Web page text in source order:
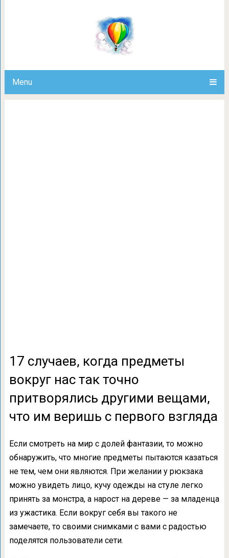
Menu
17 случаев, когда предметы
другими вещами, что им
17 случаев, когда предметы
вокруг нас так точно
притворялись другими вещами,
что им веришь с первого взгляда
Если смотреть на мир с долей фантазии, то можно
обнаружить, что многие предметы пытаются казаться
не тем, чем они являются. При желании у рюкзака
можно увидеть лицо, кучу одежды на стуле легко
принять за монстра, а нарост на дереве — за младенца
из ужастика. Если вокруг себя вы такого не
замечаете, то своими снимками с вами с радостью
поделятся пользователи сети.